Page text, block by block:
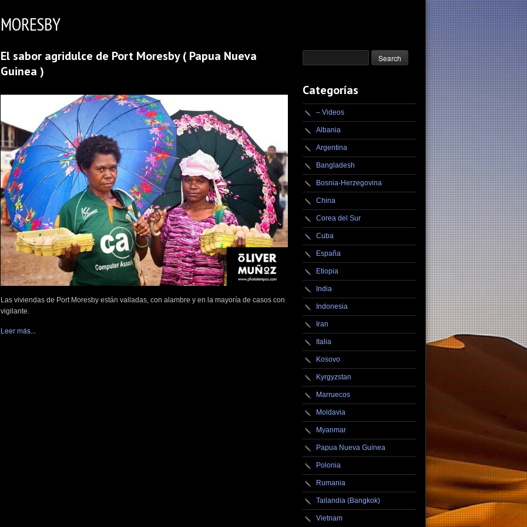
MORESBY
El sabor agridulce de Port Moresby ( Papua Nueva
Guinea )
Las viviendas de Port Moresby están valladas, con alambre y en la mayoría de casos con
vigilante.
Leer más...
Categorías
– Videos
Albania
Argentina
Bangladesh
Bosnia-Herzegovina
China
Corea del Sur
Cuba
España
Etiopia
India
Indonesia
Iran
Italia
Kosovo
Kyrgyzstan
Marruecos
Moldavia
Myanmar
Papua Nueva Guinea
Polonia
Rumania
Tailandia (Bangkok)
Vietnam